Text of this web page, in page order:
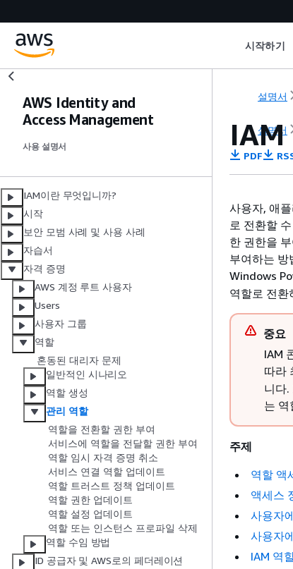
시작하기
AWS Identity and
Access Management
사용 설명서
IAM이란 무엇입니까?
시작
보안 모범 사례 및 사용 사례
자습서
자격 증명
AWS 계정 루트 사용자
Users
사용자 그룹
역할
혼동된 대리자 문제
일반적인 시나리오
역할 생성
관리 역할
역할을 전환할 권한 부여
서비스에 역할을 전달할 권한 부여
역할 임시 자격 증명 취소
서비스 연결 역할 업데이트
역할 트러스트 정책 업데이트
역할 권한 업데이트
역할 설정 업데이트
역할 또는 인스턴스 프로파일 삭제
역할 수임 방법
ID 공급자 및 AWS로의 페더레이션
설명서
설명서
IAM
PDF
사용자, 애
로 전환할
한 권한을
부여하는
Windows
역할로 전환
중요
IAM
따라
니다.
는 역
주제
역할 액
액세스
사용자
사용자
IAM 역